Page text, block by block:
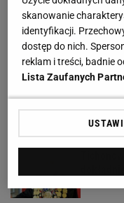
Second
model
MATERIAŁ
Pogacar
SUBSKRYPCJA
skanowanie
identyfikacji.
dostęp do nich.
reklam i treści, badnie
Lista Zaufanych